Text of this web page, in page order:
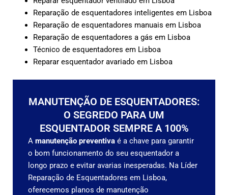
Reparação de esquentadores inteligentes em Lisboa
Reparação de esquentadores manuais em Lisboa
Reparação de esquentadores a gás em Lisboa
Técnico de esquentadores em Lisboa
Reparar esquentador avariado em Lisboa
MANUTENÇÃO DE ESQUENTADORES:
O SEGREDO PARA UM
ESQUENTADOR SEMPRE A 100%
A manutenção preventiva é a chave para garantir
o bom funcionamento do seu esquentador a
longo prazo e evitar avarias inesperadas. Na Líder
Reparação de Esquentadores em Lisboa,
oferecemos planos de manutenção